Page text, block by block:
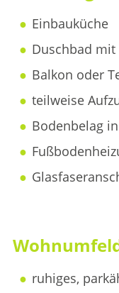
Einbauküche
Duschbad mit
Balkon oder
teilweise
Bodenbelag
ruhiges,